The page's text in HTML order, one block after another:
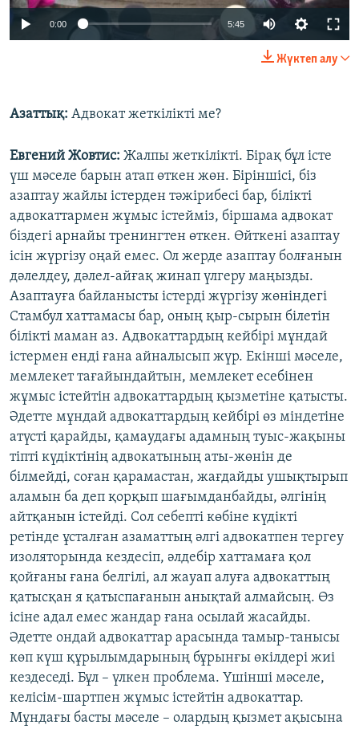
0:00 5:45
1080p
Жүктеп алу
Азаттық: Адвокат жеткілікті ме?
Евгений Жовтис: Жалпы жеткілікті. Бірақ бұл істе
үш мәселе барын атап өткен жөн. Біріншісі, біз
азаптау жайлы істерден тәжірибесі бар, білікті
адвокаттармен жұмыс істейміз, біршама адвокат
біздегі арнайы тренингтен өткен. Өйткені азаптау
ісін жүргізу оңай емес. Ол жерде азаптау болғанын
дәлелдеу, дәлел-айғақ жинап үлгеру маңызды.
Азаптауға байланысты істерді жүргізу жөніндегі
Стамбул хаттамасы бар, оның қыр-сырын білетін
білікті маман аз. Адвокаттардың кейбірі мұндай
істермен енді ғана айналысып жүр. Екінші мәселе,
мемлекет тағайындайтын, мемлекет есебінен
жұмыс істейтін адвокаттардың қызметіне қатысты.
Әдетте мұндай адвокаттардың кейбірі өз міндетіне
атүсті қарайды, қамаудағы адамның туыс-жақыны
тіпті күдіктінің адвокатының аты-жөнін де
білмейді, соған қарамастан, жағдайды ушықтырып
аламын ба деп қорқып шағымданбайды, әлгінің
айтқанын істейді. Сол себепті көбіне күдікті
ретінде ұсталған азаматтың әлгі адвокатпен тергеу
изоляторында кездесіп, әлдебір хаттамаға қол
қойғаны ғана белгілі, ал жауап алуға адвокаттың
қатысқан я қатыспағанын анықтай алмайсың. Өз
ісіне адал емес жандар ғана осылай жасайды.
Әдетте ондай адвокаттар арасында тамыр-танысы
көп күш құрылымдарының бұрынғы өкілдері жиі
кездеседі. Бұл – үлкен проблема. Үшінші мәселе,
келісім-шартпен жұмыс істейтін адвокаттар.
Мұндағы басты мәселе – олардың қызмет ақысына